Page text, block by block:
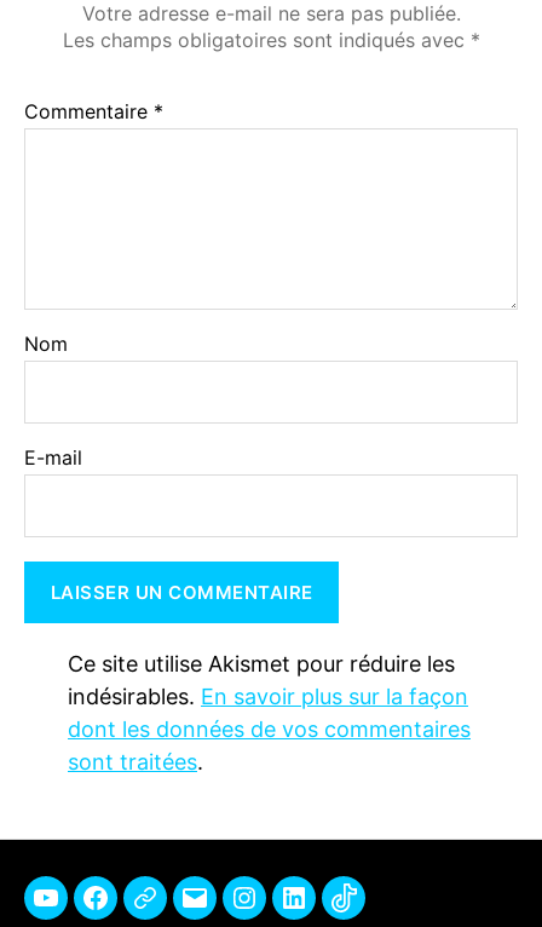
Votre adresse e-mail ne sera pas publiée.
Les champs obligatoires sont indiqués avec *
Commentaire *
Nom
E-mail
Ce site utilise Akismet pour réduire les
indésirables. En savoir plus sur la façon
dont les données de vos commentaires
sont traitées.
YoutubeFacebook
Pinterest
E-
Instagram
LinkedinTikTok